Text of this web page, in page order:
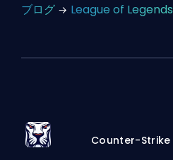
ブログ League of Legends
Counter-Strike